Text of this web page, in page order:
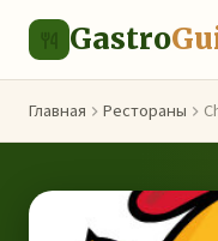
Gastro
Главная Рестораны